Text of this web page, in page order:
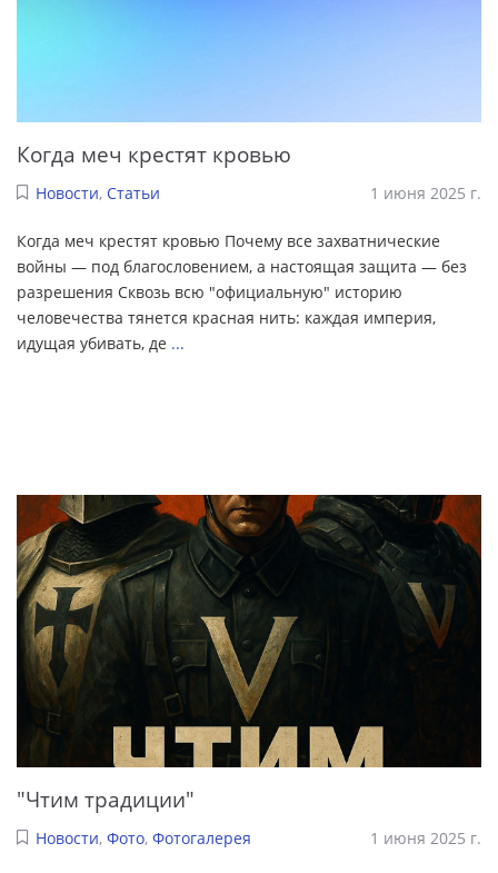
Когда меч крестят кровью
Новости, Статьи 1 июня 2025 г.
Когда меч крестят кровью Почему все захватнические
войны — под благословением, а настоящая защита — без
разрешения Сквозь всю "официальную" историю
человечества тянется красная нить: каждая империя,
идущая убивать, де ...
"Чтим традиции"
Новости, Фото, Фотогалерея 1 июня 2025 г.